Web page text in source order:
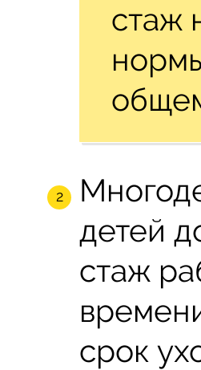
стаж
детей
стаж
срок